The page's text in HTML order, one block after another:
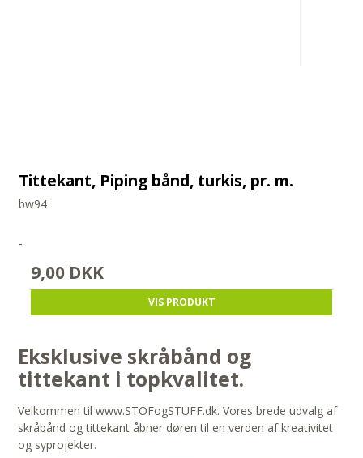
Tittekant, Piping bånd, turkis, pr. m.
bw94
-
9,00 DKK
VIS PRODUKT
Eksklusive skråbånd og
tittekant i topkvalitet.
Velkommen til www.STOFogSTUFF.dk. Vores brede udvalg af
skråbånd og tittekant åbner døren til en verden af kreativitet
og syprojekter.